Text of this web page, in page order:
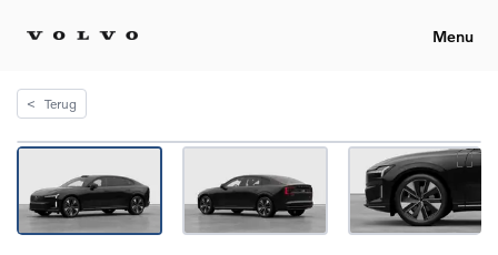
Menu
< Terug